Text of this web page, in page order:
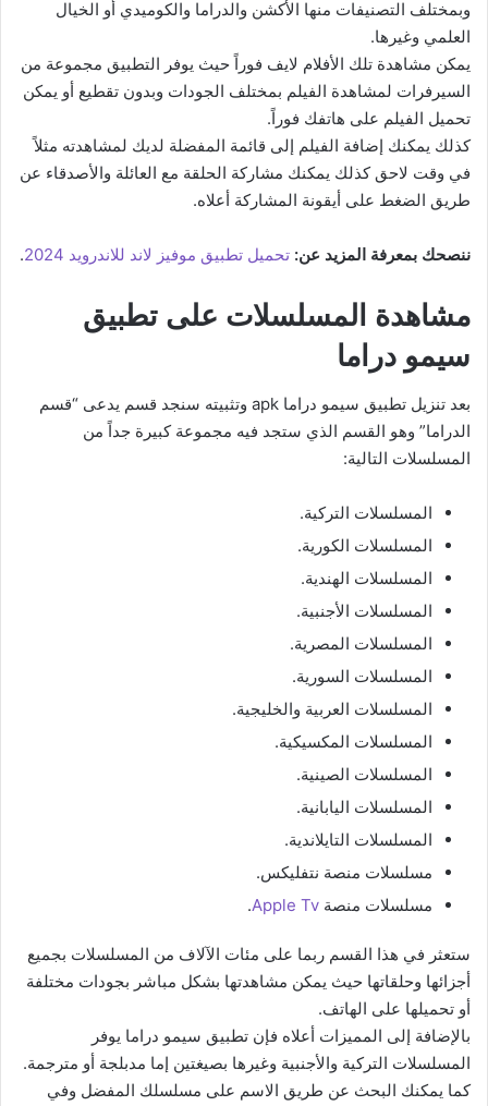
وبمختلف التصنيفات منها الأكشن والدراما والكوميدي أو الخيال
العلمي وغيرها.
يمكن مشاهدة تلك الأفلام لايف فوراً حيث يوفر التطبيق مجموعة من
السيرفرات لمشاهدة الفيلم بمختلف الجودات وبدون تقطيع أو يمكن
تحميل الفيلم على هاتفك فوراً.
كذلك يمكنك إضافة الفيلم إلى قائمة المفضلة لديك لمشاهدته مثلاً
في وقت لاحق كذلك يمكنك مشاركة الحلقة مع العائلة والأصدقاء عن
طريق الضغط على أيقونة المشاركة أعلاه.
ننصحك بمعرفة المزيد عن: تحميل تطبيق موفيز لاند للاندرويد 2024 .
مشاهدة المسلسلات على تطبيق
سيمو دراما
بعد تنزيل تطبيق سيمو دراما apk وتثبيته سنجد قسم يدعى “قسم
الدراما” وهو القسم الذي ستجد فيه مجموعة كبيرة جداً من
المسلسلات التالية:
المسلسلات التركية.
المسلسلات الكورية.
المسلسلات الهندية.
المسلسلات الأجنبية.
المسلسلات المصرية.
المسلسلات السورية.
المسلسلات العربية والخليجية.
المسلسلات المكسيكية.
المسلسلات الصينية.
المسلسلات اليابانية.
المسلسلات التايلاندية.
مسلسلات منصة نتفليكس.
مسلسلات منصة Apple Tv
.
ستعثر في هذا القسم ربما على مئات الآلاف من المسلسلات بجميع
أجزائها وحلقاتها حيث يمكن مشاهدتها بشكل مباشر بجودات مختلفة
أو تحميلها على الهاتف.
بالإضافة إلى المميزات أعلاه فإن تطبيق سيمو دراما يوفر
المسلسلات التركية والأجنبية وغيرها بصيغتين إما مدبلجة أو مترجمة.
كما يمكنك البحث عن طريق الاسم على مسلسلك المفضل وفي